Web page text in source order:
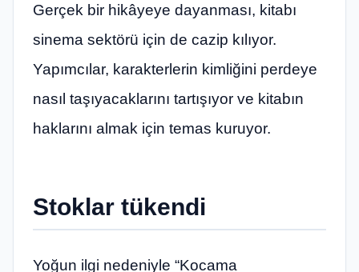
Gerçek bir hikâyeye dayanması, kitabı
sinema sektörü için de cazip kılıyor.
Yapımcılar, karakterlerin kimliğini perdeye
nasıl taşıyacaklarını tartışıyor ve kitabın
haklarını almak için temas kuruyor.
Stoklar tükendi
Yoğun ilgi nedeniyle “Kocama